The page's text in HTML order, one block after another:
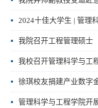
2024十佳大学生 | 管理
我院召开工程管理硕士
我校召开管理科学与工
徐琪校友捐建产业数字
管理科学与工程学院开